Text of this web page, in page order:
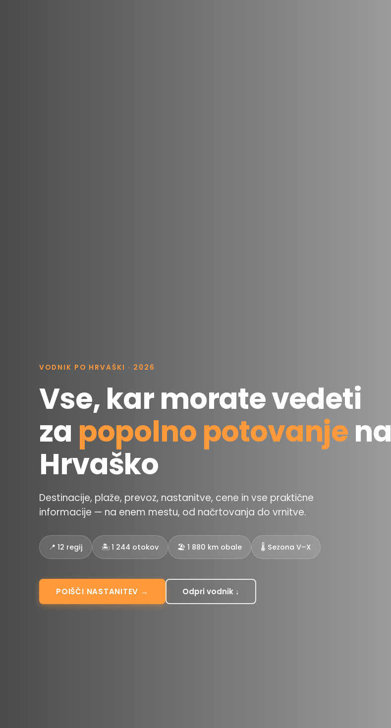
VODNIK PO HRVAŠKI · 2026
Vse, kar morate vedeti
za popolno potovanje na
Hrvaško
Destinacije, plaže, prevoz, nastanitve, cene in vse praktične
informacije — na enem mestu, od načrtovanja do vrnitve.
📍 12 regij 🏝️ 1 244 otokov 🏖️ 1 880 km obale 🌡️ Sezona V–X
POIŠČI NASTANITEV → Odpri vodnik ↓